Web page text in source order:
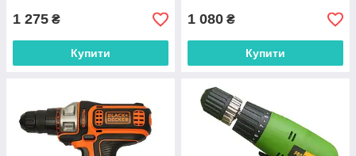
1 275 ₴
Купити
1 080 ₴
Купити